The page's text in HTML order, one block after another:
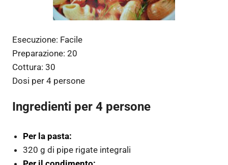
Esecuzione: Facile
Preparazione: 20
Cottura: 30
Dosi per 4 persone
Ingredienti per 4 persone
Per la pasta:
320 g di pipe rigate integrali